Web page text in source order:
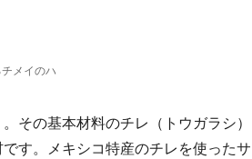
メイのハ
その基本材料のチレ（トウガラシ）
す。メキシコ特産のチレを使ったサ